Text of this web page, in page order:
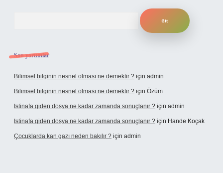
Son yorumlar
Bilimsel bilginin nesnel olması ne demektir ? için admin
Bilimsel bilginin nesnel olması ne demektir ? için Özüm
Istinafa giden dosya ne kadar zamanda sonuçlanır ? için admin
Istinafa giden dosya ne kadar zamanda sonuçlanır ? için Hande Koçak
Çocuklarda kan gazı neden bakılır ? için admin